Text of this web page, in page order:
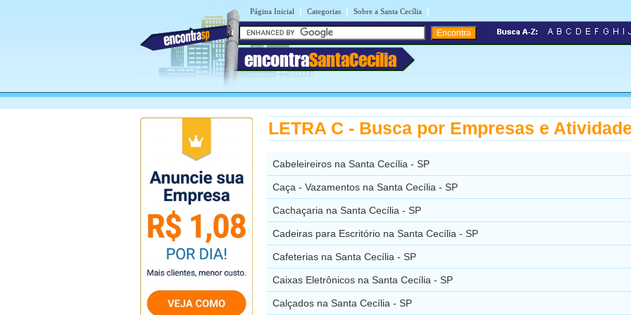
Página Inicial | Categorias | Sobre a Santa Cecília |
encontraSantaCecília
LETRA C - Busca por Empresas e
Cabeleireiros na Santa Cecília - SP
Caça - Vazamentos na Santa Cecília - SP
Cachaçaria na Santa Cecília - SP
Cadeiras para Escritório na Santa Cecília - SP
Cafeterias na Santa Cecília - SP
Caixas Eletrônicos na Santa Cecília - SP
Calçados na Santa Cecília - SP